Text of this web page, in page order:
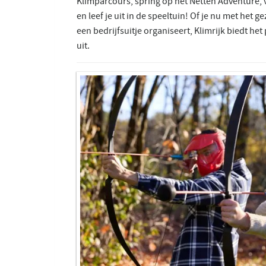
en leef je uit in de speeltuin! Of je nu met het
een bedrijfsuitje organiseert, Klimrijk biedt het
uit.